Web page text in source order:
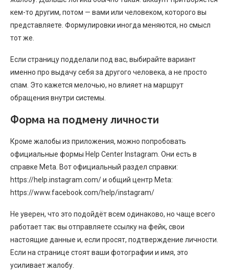
кем-то другим, потом — вами или человеком, которого вы
представляете. Формулировки иногда меняются, но смысл
тот же.
Если страницу подделали под вас, выбирайте вариант
именно про выдачу себя за другого человека, а не просто
спам. Это кажется мелочью, но влияет на маршрут
обращения внутри системы.
Форма на подмену личности
Кроме жалобы из приложения, можно попробовать
официальные формы Help Center Instagram. Они есть в
справке Meta. Вот официальный раздел справки:
https://help.instagram.com/ и общий центр Meta:
https://www.facebook.com/help/instagram/
Не уверен, что это подойдёт всем одинаково, но чаще всего
работает так: вы отправляете ссылку на фейк, свои
настоящие данные и, если просят, подтверждение личности.
Если на странице стоят ваши фотографии и имя, это
усиливает жалобу.